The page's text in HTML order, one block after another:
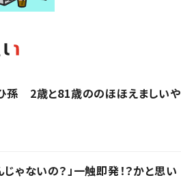
孫 2歳と81歳ののほほえましいや
ゃないの？」一触即発！？かと思い